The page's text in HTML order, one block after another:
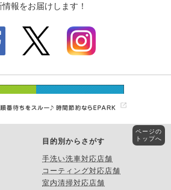
目的別からさがす
手洗い洗車対応店舗
コーティング対応店舗
室内清掃対応店舗
ページの
トップへ